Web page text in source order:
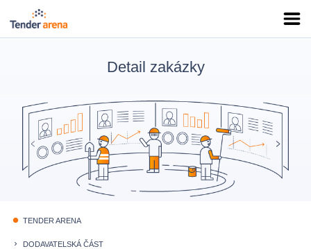
Detail zakázky
fiber_manual_record TENDER ARENA
keyboard_arrow_right DODAVATELSKÁ ČÁST